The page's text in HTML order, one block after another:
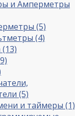
и Амперметры
(5)
(4)
(13)
(5)
и таймеры (1)